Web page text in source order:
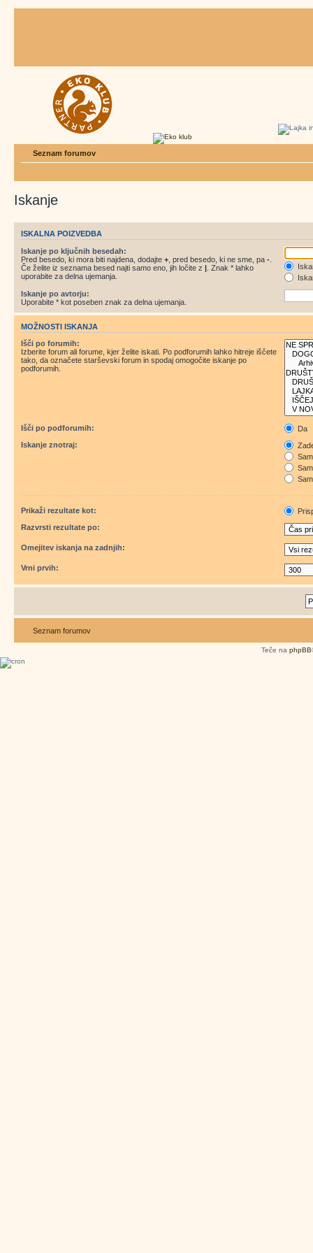
Seznam forumov
Iskanje
ISKALNA POIZVEDBA
Iskanje po ključnih besedah:
Pred besedo, ki mora biti najdena, dodajte + , pred besedo, ki ne sme, pa -
Če želite iz seznama besed najti samo eno, jih ločite z | . Znak * lahko
uporabite za delna ujemanja.
Iskanje po avtorju:
Uporabite * kot poseben znak za delna ujemanja.
MOŽNOSTI ISKANJA
Išči po forumih:
Izberite forum ali forume, kjer želite iskati. Po podforumih lahko hitreje iščete
tako, da označete starševski forum in spodaj omogočite iskanje po
podforumih.
Išči po podforumih:
Da
Iskanje znotraj:
Prikaži rezultate kot:
Razvrsti rezultate po:
Omejitev iskanja na zadnjih:
Vrni prvih:
Seznam forumov
Teče na phpBB